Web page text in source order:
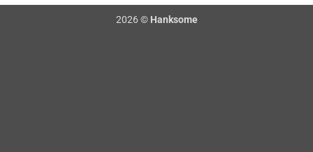
2026 © Hanksome